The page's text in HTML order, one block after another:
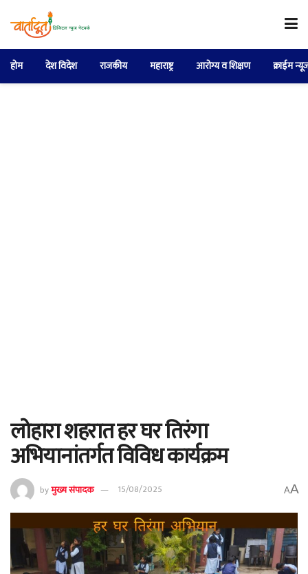
होम देश विदेश राजकीय महाराष्ट्र आरोग्य व शिक्षण क्राईम
लोहारा शहरात हर घर तिरंगा
अभियानांतर्गत विविध कार्यक्रम
byमुख्य संपादक 15/08/2025 AA